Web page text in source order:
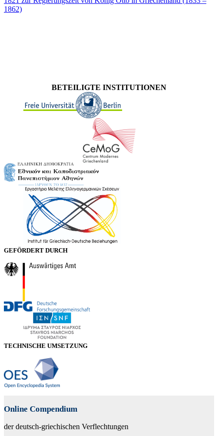
1862)
BETEILIGTE INSTITUTIONEN
GEFÖRDERT DURCH
TECHNISCHE UMSETZUNG
Online Compendium
der deutsch-griechischen Verflechtungen